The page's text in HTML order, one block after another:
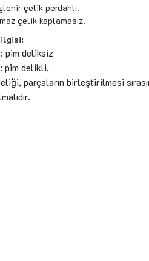
çelik perdahlı.
çelik kaplamasız.
pim deliksiz
pim delikli,
parçaların birleştirilmesi